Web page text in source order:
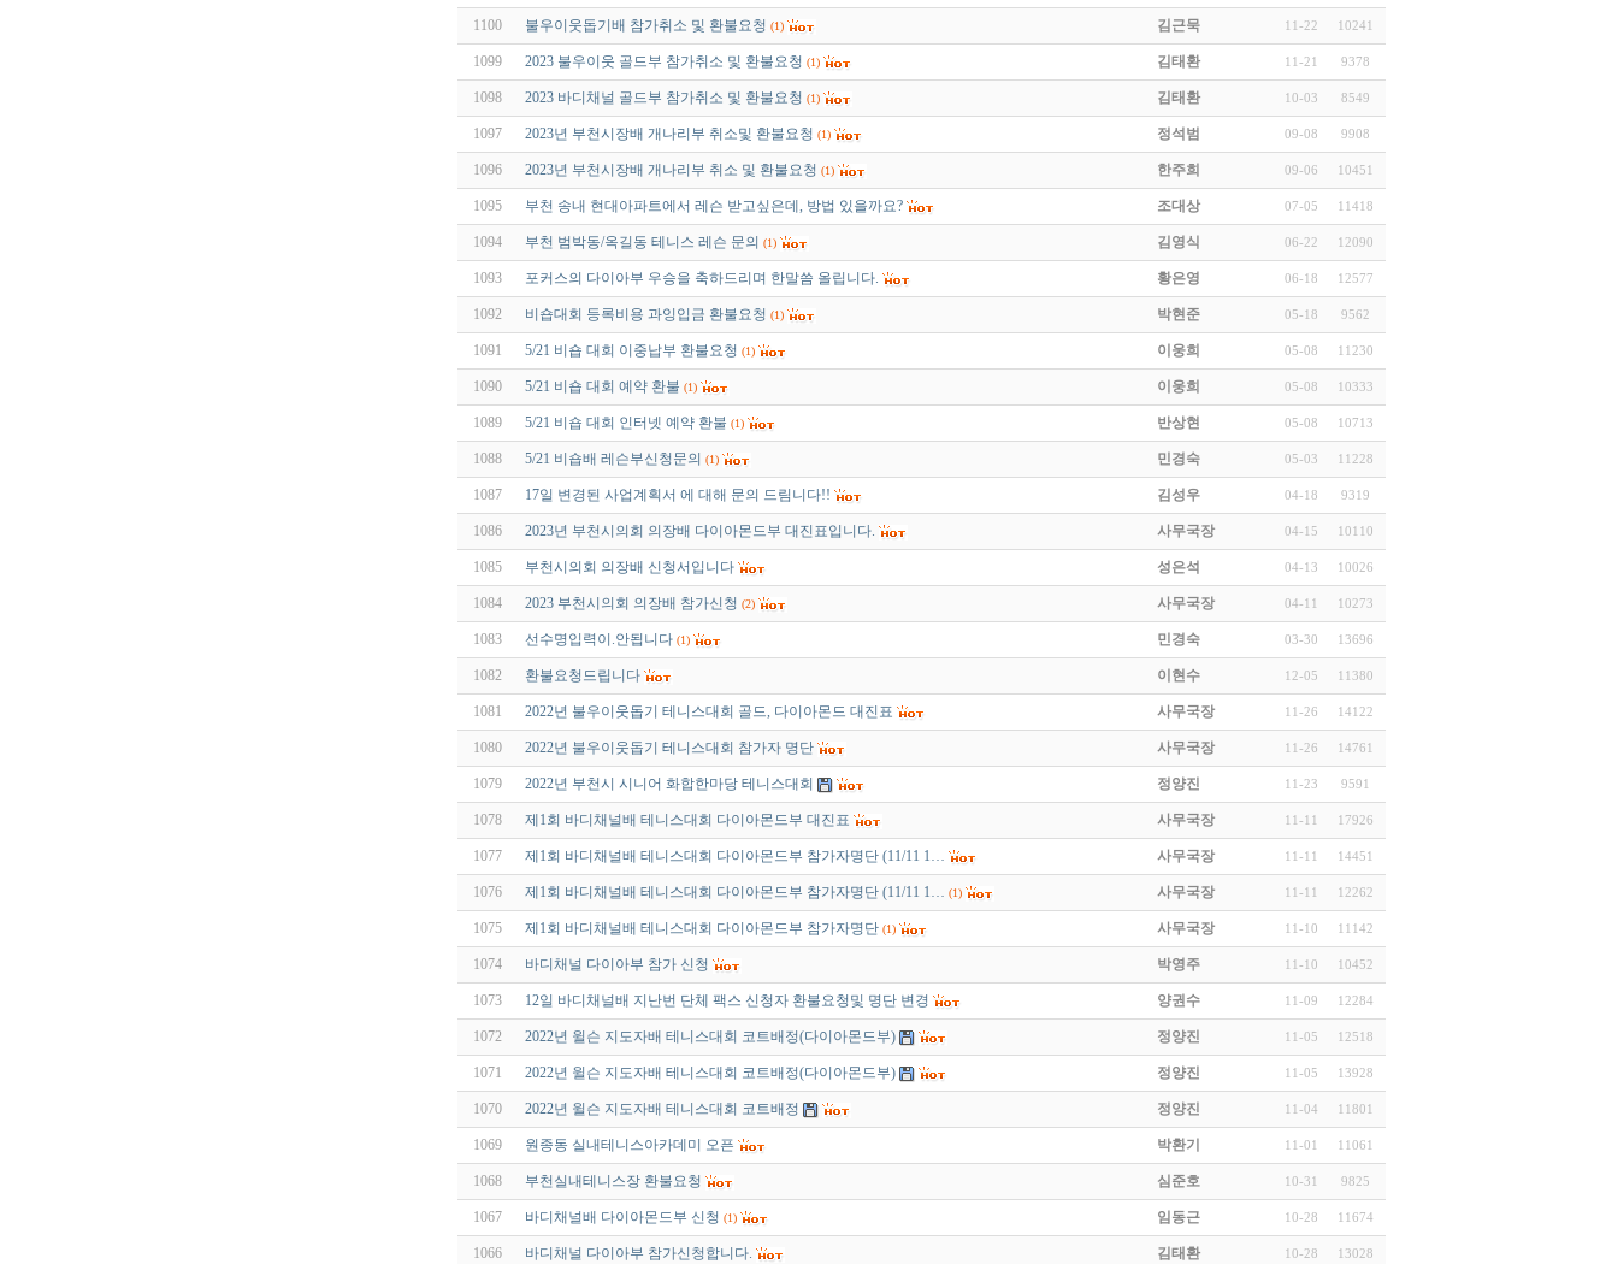
1100 불우이웃돕기배 참가취소 및 환불요청 (1) 김근묵 11-22 10241
1099 2023 불우이웃 골드부 참가취소 및 환불요청 (1) 김태환 11-21 9378
1098 2023 바디채널 골드부 참가취소 및 환불요청 (1) 김태환 10-03 8549
1097 2023년 부천시장배 개나리부 취소및 환불요청 (1) 정석범 09-08 9908
1096 2023년 부천시장배 개나리부 취소 및 환불요청 (1) 한주희 09-06 10451
1095 부천 송내 현대아파트에서 레슨 받고싶은데, 방법 있을까요? 조대상 07-05 11418
1094 부천 범박동/옥길동 테니스 레슨 문의 (1) 김영식 06-22 12090
1093 포커스의 다이아부 우승을 축하드리며 한말씀 올립니다. 황은영 06-18 12577
1092 비숍대회 등록비용 과잉입금 환불요청 (1) 박현준 05-18 9562
1091 5/21 비숍 대회 이중납부 환불요청 (1) 이웅희 05-08 11230
1090 5/21 비숍 대회 예약 환불 (1) 이웅희 05-08 10333
1089 5/21 비숍 대회 인터넷 예약 환불 (1) 반상현 05-08 10713
1088 5/21 비숍배 레슨부신청문의 (1) 민경숙 05-03 11228
1087 17일 변경된 사업계획서 에 대해 문의 드림니다!! 김성우 04-18 9319
1086 2023년 부천시의회 의장배 다이아몬드부 대진표입니다. 사무국장 04-15 10110
1085 부천시의회 의장배 신청서입니다 성은석 04-13 10026
1084 2023 부천시의회 의장배 참가신청 (2) 사무국장 04-11 10273
1083 선수명입력이.안됩니다 (1) 민경숙 03-30 13696
1082 환불요청드립니다 이현수 12-05 11380
1081 2022년 불우이웃돕기 테니스대회 골드, 다이아몬드 대진표 사무국장 11-26 14122
1080 2022년 불우이웃돕기 테니스대회 참가자 명단 사무국장 11-26 14761
1079 2022년 부천시 시니어 화합한마당 테니스대회 정양진 11-23 9591
1078 제1회 바디채널배 테니스대회 다이아몬드부 대진표 사무국장 11-11 17926
1077 제1회 바디채널배 테니스대회 다이아몬드부 참가자명단 (11/11 1… 사무국장 11-11 14451
1076 제1회 바디채널배 테니스대회 다이아몬드부 참가자명단 (11/11 1… (1) 사무국장 11-11 12262
1075 제1회 바디채널배 테니스대회 다이아몬드부 참가자명단 (1) 사무국장 11-10 11142
1074 바디채널 다이아부 참가 신청 박영주 11-10 10452
1073 12일 바디채널배 지난번 단체 팩스 신청자 환불요청및 명단 변경 양권수 11-09 12284
1072 2022년 윌슨 지도자배 테니스대회 코트배정(다이아몬드부) 정양진 11-05 12518
1071 2022년 윌슨 지도자배 테니스대회 코트배정(다이아몬드부) 정양진 11-05 13928
1070 2022년 윌슨 지도자배 테니스대회 코트배정 정양진 11-04 11801
1069 원종동 실내테니스아카데미 오픈 박환기 11-01 11061
1068 부천실내테니스장 환불요청 심준호 10-31 9825
1067 바디채널배 다이아몬드부 신청 (1) 임동근 10-28 11674
1066 바디채널 다이아부 참가신청합니다. 김태환 10-28 13028